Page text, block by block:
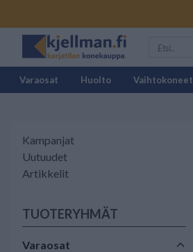
Varaosat Huolto Vaihtokoneet
Kampanjat
Uutuudet
Artikkelit
TUOTERYHMÄT
Varaosat